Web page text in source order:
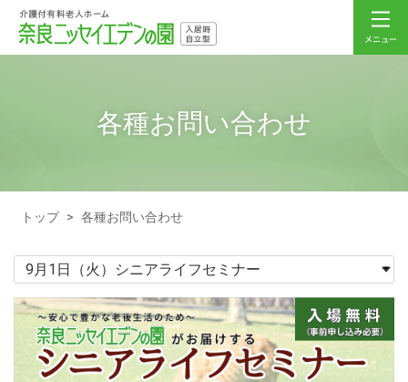
各種お問い合わせ
トップ > 各種お問い合わせ